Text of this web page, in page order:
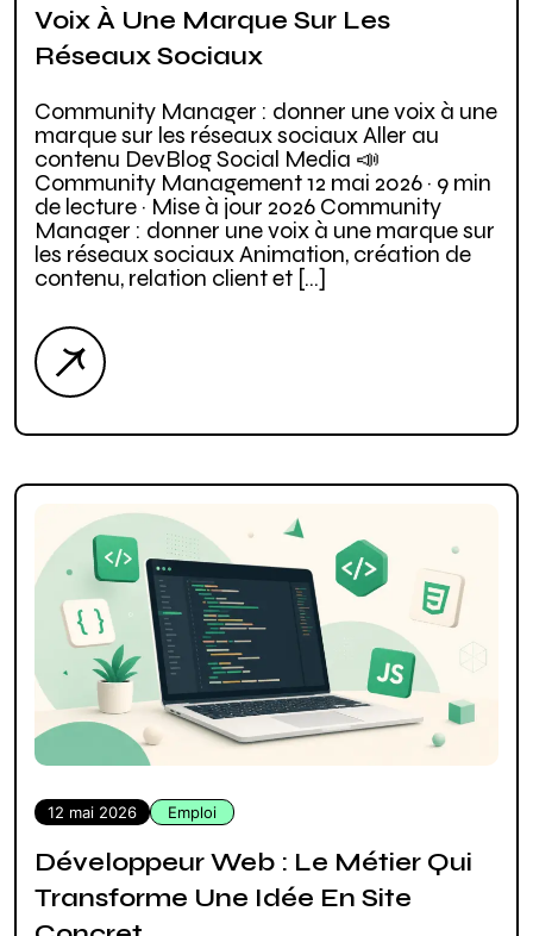
Voix À Une Marque Sur Les
Réseaux Sociaux
Community Manager : donner une voix à une
marque sur les réseaux sociaux Aller au
contenu DevBlog Social Media 📣
Community Management 12 mai 2026 · 9 min
de lecture · Mise à jour 2026 Community
Manager : donner une voix à une marque sur
les réseaux sociaux Animation, création de
contenu, relation client et […]
12 mai 2026 Emploi
Développeur Web : Le Métier Qui
Transforme Une Idée En Site